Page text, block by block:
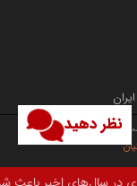
نظر دهید